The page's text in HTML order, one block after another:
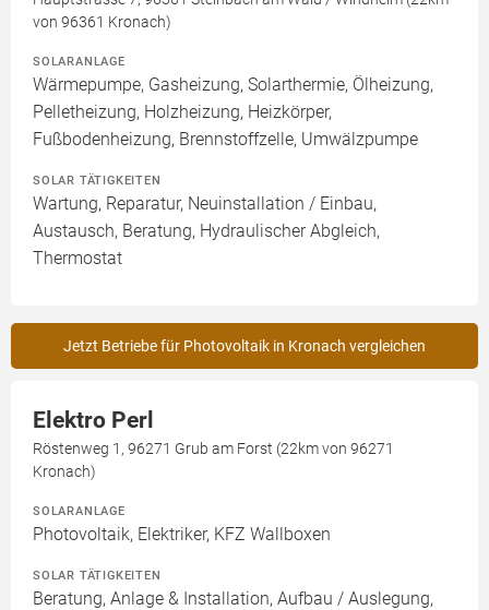
von 96361 Kronach)
SOLARANLAGE
Wärmepumpe, Gasheizung, Solarthermie, Ölheizung,
Pelletheizung, Holzheizung, Heizkörper,
Fußbodenheizung, Brennstoffzelle, Umwälzpumpe
SOLAR TÄTIGKEITEN
Wartung, Reparatur, Neuinstallation / Einbau,
Austausch, Beratung, Hydraulischer Abgleich,
Thermostat
Jetzt Betriebe für Photovoltaik in Kronach vergleichen
Elektro Perl
Röstenweg 1, 96271 Grub am Forst (22km von 96271
Kronach)
SOLARANLAGE
Photovoltaik, Elektriker, KFZ Wallboxen
SOLAR TÄTIGKEITEN
Beratung, Anlage & Installation, Aufbau / Auslegung,